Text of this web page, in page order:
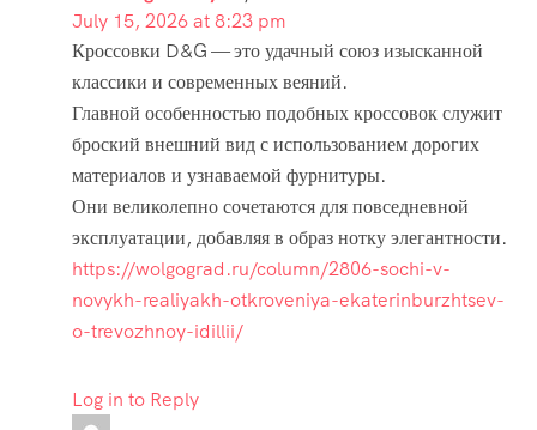
July 15, 2026 at 8:23 pm
Кроссовки D&G — это удачный союз изысканной
классики и современных веяний.
Главной особенностью подобных кроссовок служит
броский внешний вид с использованием дорогих
материалов и узнаваемой фурнитуры.
Они великолепно сочетаются для повседневной
эксплуатации, добавляя в образ нотку элегантности.
https://wolgograd.ru/column/2806-sochi-v-
novykh-realiyakh-otkroveniya-ekaterinburzhtsev-
o-trevozhnoy-idillii/
Log in to Reply